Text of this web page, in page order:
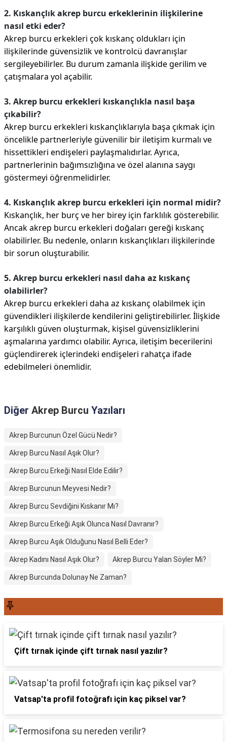
2. Kıskançlık akrep burcu erkeklerinin ilişkilerine
nasıl etki eder?
Akrep burcu erkekleri çok kıskanç oldukları için
ilişkilerinde güvensizlik ve kontrolcü davranışlar
sergileyebilirler. Bu durum zamanla ilişkide gerilim ve
çatışmalara yol açabilir.
3. Akrep burcu erkekleri kıskançlıkla nasıl başa
çıkabilir?
Akrep burcu erkekleri kıskançlıklarıyla başa çıkmak için
öncelikle partnerleriyle güvenilir bir iletişim kurmalı ve
hissettikleri endişeleri paylaşmalıdırlar. Ayrıca,
partnerlerinin bağımsızlığına ve özel alanına saygı
göstermeyi öğrenmelidirler.
4. Kıskançlık akrep burcu erkekleri için normal midir?
Kıskançlık, her burç ve her birey için farklılık gösterebilir.
Ancak akrep burcu erkekleri doğaları gereği kıskanç
olabilirler. Bu nedenle, onların kıskançlıkları ilişkilerinde
bir sorun oluşturabilir.
5. Akrep burcu erkekleri nasıl daha az kıskanç
olabilirler?
Akrep burcu erkekleri daha az kıskanç olabilmek için
güvendikleri ilişkilerde kendilerini geliştirebilirler. İlişkide
karşılıklı güven oluşturmak, kişisel güvensizliklerini
aşmalarına yardımcı olabilir. Ayrıca, iletişim becerilerini
güçlendirerek içlerindeki endişeleri rahatça ifade
edebilmeleri önemlidir.
Diğer Akrep Burcu Yazıları
Akrep Burcunun Özel Gücü Nedir?
Akrep Burcu Nasıl Aşık Olur?
Akrep Burcu Erkeği Nasıl Elde Edilir?
Akrep Burcunun Meyvesi Nedir?
Akrep Burcu Sevdiğini Kıskanır Mı?
Akrep Burcu Erkeği Aşık Olunca Nasıl Davranır?
Akrep Burcu Aşık Olduğunu Nasıl Belli Eder?
Akrep Kadını Nasıl Aşık Olur? Akrep Burcu Yalan Söyler Mi?
Akrep Burcunda Dolunay Ne Zaman?
Çift tırnak içinde çift tırnak nasıl yazılır?
Vatsap'ta profil fotoğrafı için kaç piksel var?